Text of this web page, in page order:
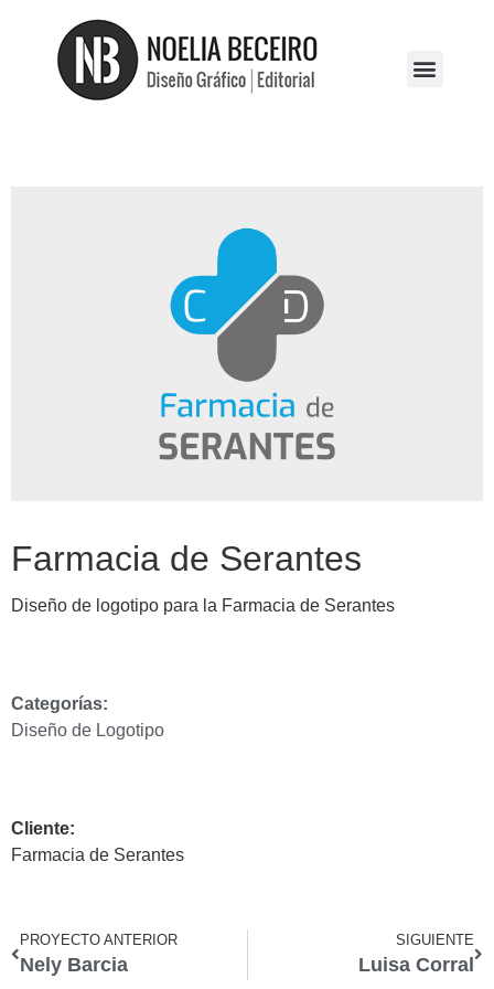
Farmacia de Serantes
Diseño de logotipo para la Farmacia de Serantes
Categorías:
Diseño de Logotipo
Cliente:
Farmacia de Serantes
PROYECTO ANTERIOR
Nely Barcia
SIGUIENTE
Luisa Corral